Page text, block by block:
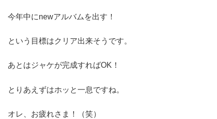
今年中にnewアルバムを出す！
という目標はクリア出来そうです。
あとはジャケが完成すればOK！
とりあえずはホッと一息ですね。
オレ、お疲れさま！（笑）